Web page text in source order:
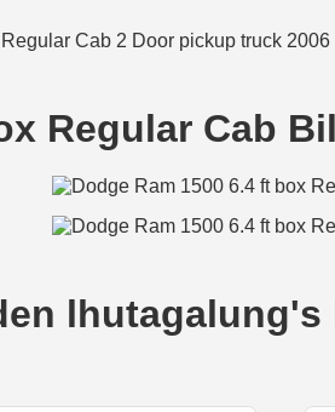
Regular Cab
lhutagalung's